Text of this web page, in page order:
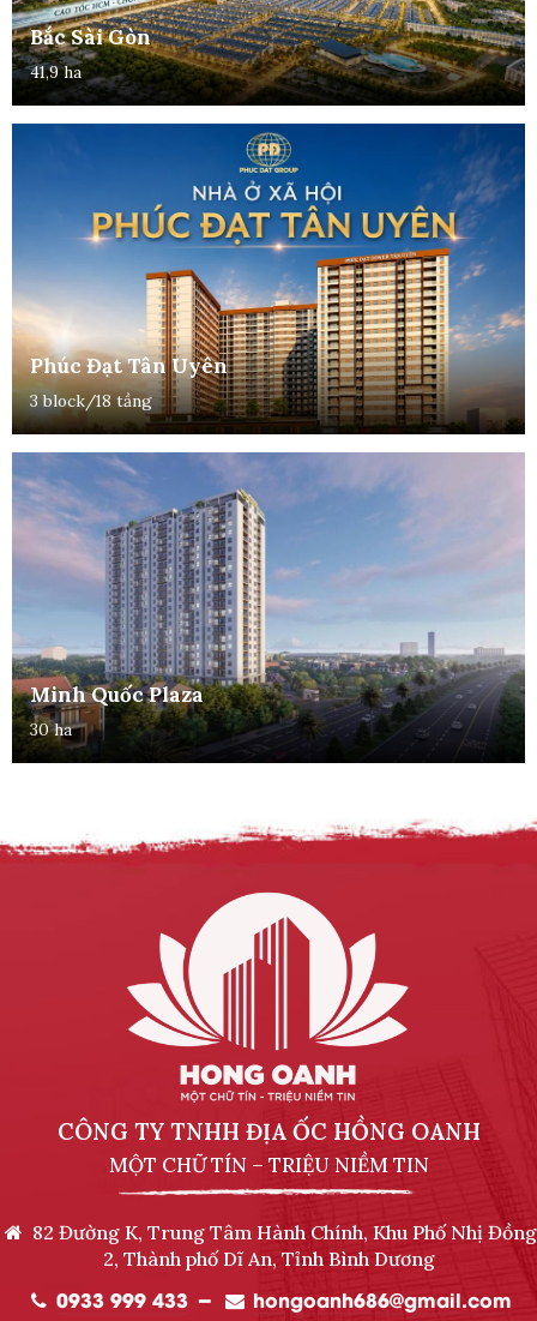
Bắc Sài Gòn
41,9 ha
Phúc Đạt Tân Uyên
3 block/18 tầng
Minh Quốc Plaza
30 ha
CÔNG TY TNHH ĐỊA ỐC HỒNG OANH
MỘT CHỮ TÍN – TRIỆU NIỀM TIN
82 Đường K, Trung Tâm Hành Chính, Khu Phố Nhị Đồng
2, Thành phố Dĩ An, Tỉnh Bình Dương
0933 999 433 ━ hongoanh686@gmail.com